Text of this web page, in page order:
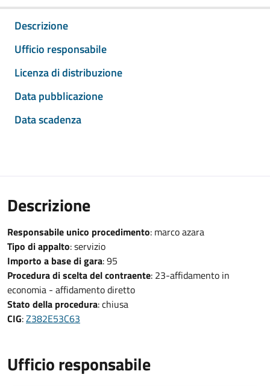
Descrizione
Ufficio responsabile
Licenza di distribuzione
Data pubblicazione
Data scadenza
Descrizione
Responsabile unico procedimento: marco azara
Tipo di appalto: servizio
Importo a base di gara: 95
Procedura di scelta del contraente: 23-affidamento in
economia - affidamento diretto
Stato della procedura: chiusa
CIG:Z382E53C63
Ufficio responsabile